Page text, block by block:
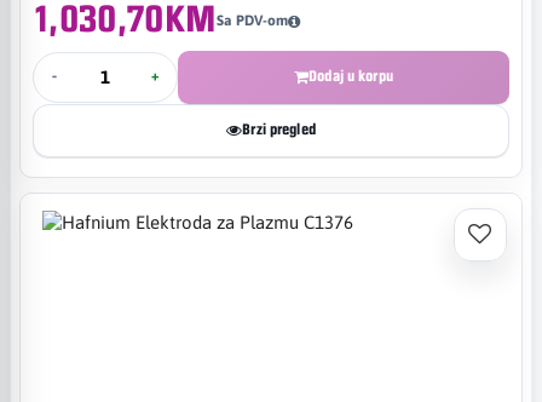
1,030,70KMSa PDV-om
- + Dodaj u korpu
Brzi pregled